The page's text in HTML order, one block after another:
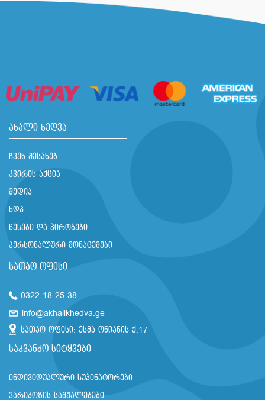
ახალი ხედვა
ჩვენ შესახებ
კვირის აქცია
მედია
ხდკ
წესები და პირობები
პერსონალური მონაცემები
სათაო ოფისი
0322 18 25 38
info@akhalikhedva.ge
სათაო ოფისი: ესმა ონიანის ქ.17
საკვანძო სიტყვები
ინდივიდუალური სუპინატორები
ვარიკოზის საშუალებები